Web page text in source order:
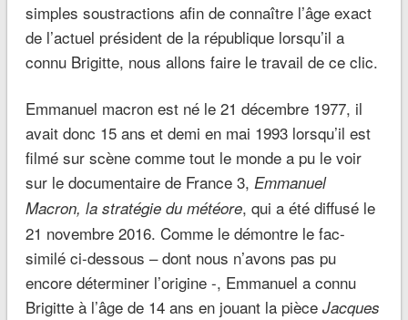
simples soustractions afin de connaître l’âge exact
de l’actuel président de la république lorsqu’il a
connu Brigitte, nous allons faire le travail de ce clic.
Emmanuel macron est né le 21 décembre 1977, il
avait donc 15 ans et demi en mai 1993 lorsqu’il est
filmé sur scène comme tout le monde a pu le voir
sur le documentaire de France 3, Emmanuel
Macron, la stratégie du météore, qui a été diffusé le
21 novembre 2016. Comme le démontre le fac-
similé ci-dessous – dont nous n’avons pas pu
encore déterminer l’origine -, Emmanuel a connu
Brigitte à l’âge de 14 ans en jouant la pièce Jacques